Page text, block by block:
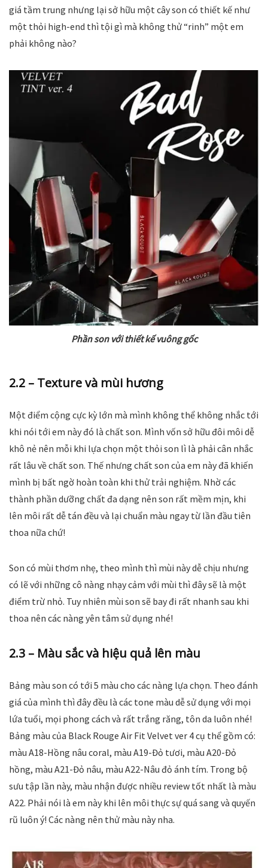
giá tầm trung nhưng lại sở hữu một cây son có thiết kế như
một thỏi high-end thì tội gì mà không thử “rinh” một em
phải không nào?
Phần son với thiết kế vuông gốc
2.2 – Texture và mùi hương
Một điểm cộng cực kỳ lớn mà mình không thể không nhắc tới
khi nói tới em này đó là chất son. Mình vốn sở hữu đôi môi dễ
khô nẻ nên mỗi khi lựa chọn một thỏi son lì là phải cân nhắc
rất lâu về chất son. Thế nhưng chất son của em này đã khiến
mình bị bất ngờ hoàn toàn khi thử trải nghiệm. Nhờ các
thành phần dưỡng chất đa dạng nên son rất mềm mịn, khi
lên môi rất dễ tán đều và lại chuẩn màu ngay từ lần đầu tiên
thoa nữa chứ!
Son có mùi thơm nhẹ, theo mình thì mùi này dễ chịu nhưng
có lẽ với những cô nàng nhạy cảm với mùi thì đây sẽ là một
điểm trừ nhỏ. Tuy nhiên mùi son sẽ bay đi rất nhanh sau khi
thoa nên các nàng yên tâm sử dụng nhé!
2.3 – Màu sắc và hiệu quả lên màu
Bảng màu son có tới 5 màu cho các nàng lựa chọn. Theo đánh
giá của mình thì đây đều là các tone màu dễ sử dụng với mọi
lứa tuổi, mọi phong cách và rất trắng răng, tôn da luôn nhé!
Bảng màu của Black Rouge Air Fit Velvet ver 4 cụ thể gồm có:
màu A18-Hồng nâu coral, màu A19-Đỏ tươi, màu A20-Đỏ
hồng, màu A21-Đỏ nâu, màu A22-Nâu đỏ ánh tím. Trong bộ
sưu tập lần này, màu nhận được nhiều review tốt nhất là màu
A22. Phải nói là em này khi lên môi thực sự quá sang và quyến
rũ luôn ý! Các nàng nên thử màu này nha.